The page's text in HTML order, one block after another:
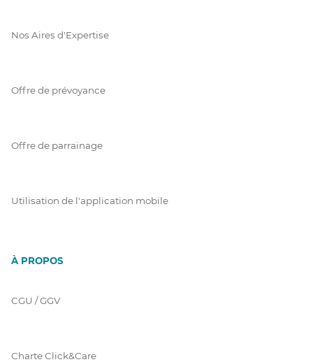
Nos Aires d'Expertise
Offre de prévoyance
Offre de parrainage
Utilisation de l'application mobile
À PROPOS
CGU / GGV
Charte Click&Care